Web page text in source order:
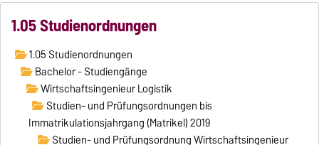
1.05 Studienordnungen
1.05 Studienordnungen
Bachelor - Studiengänge
Wirtschaftsingenieur Logistik
Studien- und Prüfungsordnungen bis
Immatrikulationsjahrgang (Matrikel) 2019
Studien- und Prüfungsordnung Wirtschaftsingenieur